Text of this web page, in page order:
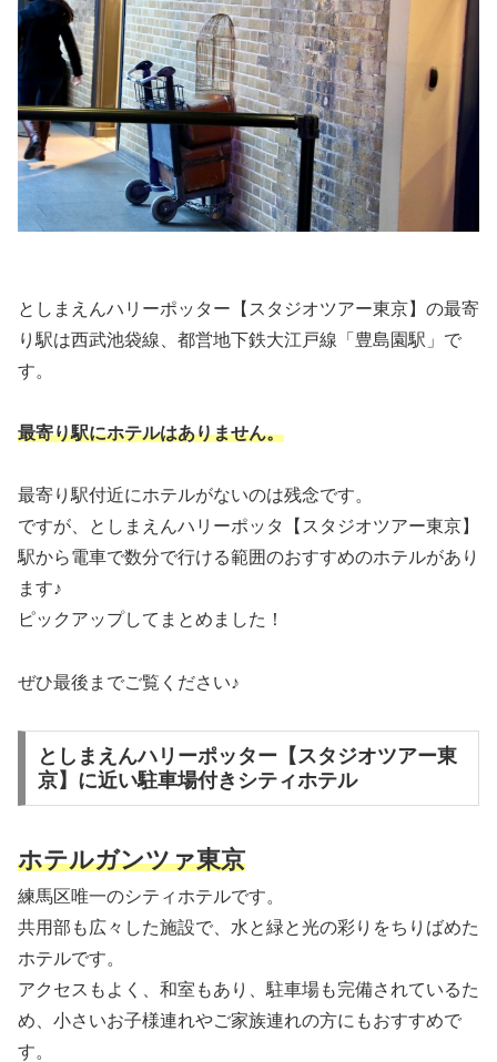
としまえんハリーポッター【スタジオツアー東京】の最寄
り駅は西武池袋線、都営地下鉄大江戸線「豊島園駅」で
す。
最寄り駅にホテルはありません。
最寄り駅付近にホテルがないのは残念です。
ですが、としまえんハリーポッタ【スタジオツアー東京】
駅から電車で数分で行ける範囲のおすすめのホテルがあり
ます♪
ピックアップしてまとめました！
ぜひ最後までご覧ください♪
としまえんハリーポッター【スタジオツアー東
京】に近い駐車場付きシティホテル
ホテルガンツァ東京
練馬区唯一のシティホテルです。
共用部も広々した施設で、水と緑と光の彩りをちりばめた
ホテルです。
アクセスもよく、和室もあり、駐車場も完備されているた
め、小さいお子様連れやご家族連れの方にもおすすめで
す。